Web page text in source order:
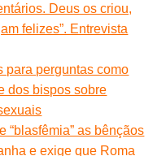
Deus os criou,
felizes”. Entrevista
para perguntas como
dos bispos sobre
“blasfêmia” as bênçãos
e exige que Roma